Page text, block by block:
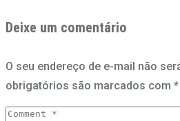
Deixe um comentário
O seu endereço de e-mail não
obrigatórios são marcados com *